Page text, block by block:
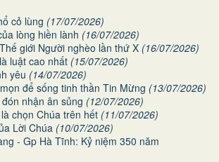
cỏ lùng (17/07/2026)
lòng hiền lành (16/07/2026)
giới Người nghèo lần thứ X (16/07/2026)
luật cao nhất (15/07/2026)
yêu (14/07/2026)
để sống tinh thần Tin Mừng (13/07/2026)
nhận ân sủng (12/07/2026)
chọn Chúa trên hết (11/07/2026)
Lời Chúa (10/07/2026)
- Gp Hà Tĩnh: Kỷ niệm 350 năm